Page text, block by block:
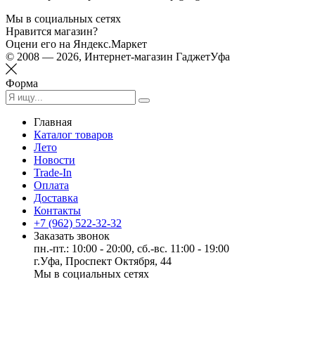
Мы в социальных сетях
Нравится магазин?
Оцени его на Яндекс.Маркет
© 2008 — 2026, Интернет-магазин ГаджетУфа
Форма
Главная
Каталог товаров
Лето
Новости
Trade-In
Оплата
Доставка
Контакты
+7 (962) 522-32-32
Заказать звонок
пн.-пт.: 10:00 - 20:00, сб.-вс. 11:00 - 19:00
г.Уфа, Проспект Октября, 44
Мы в социальных сетях